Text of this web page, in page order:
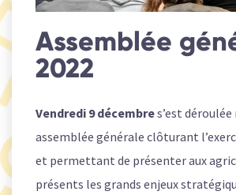
Assemblée
2022
Vendredi 9 décembres’est
assemblée générale clôturant
et permettant de présenter aux
présents les grands enjeux